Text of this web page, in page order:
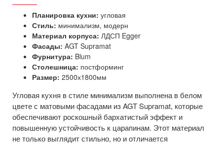
Планировка кухни: угловая
Стиль: минимализм, модерн
Материал корпуса: ЛДСП Egger
Фасады: AGT Supramat
Фурнитура: Blum
Столешница: постформинг
Размер: 2500х1800мм
Угловая кухня в стиле минимализм выполнена в белом
цвете с матовыми фасадами из AGT Supramat, которые
обеспечивают роскошный бархатистый эффект и
повышенную устойчивость к царапинам. Этот материал
не только выглядит стильно, но и отличается